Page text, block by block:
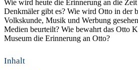
Wie wird heute die Erinnerung an die
Denkmäler gibt es? Wie wird Otto in der
Volkskunde, Musik und Werbung
Medien beurteilt? Wie bewahrt das Otto
Museum die Erinnerung an Otto?
Inhalt